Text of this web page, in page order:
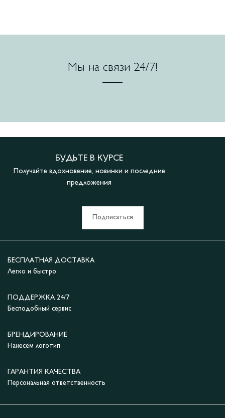
Мы на связи 24/7!
БУДЬТЕ В КУРСЕ
Получайте вдохновение, новинки и последние
предложения
Подписаться
БЕСПЛАТНАЯ ДОСТАВКА
Легко и быстро
ПОДДЕРЖКА 24/7
Бесподобный сервис
БРЕНДИРОВАНИЕ
Нанесём логотип
ГАРАНТИЯ КАЧЕСТВА
Персональная ответственность